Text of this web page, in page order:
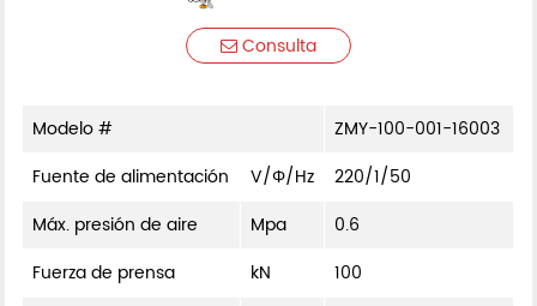
Consulta
Modelo #
ZMY-100-001-16003
Fuente de alimentación
V/Φ/Hz
220/1/50
Máx. presión de aire
Mpa
0.6
Fuerza de prensa
kN
100